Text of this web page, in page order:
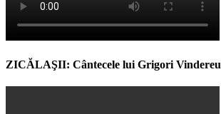
ZICĂLAŞII: Cântecele lui Grigori Vindereu